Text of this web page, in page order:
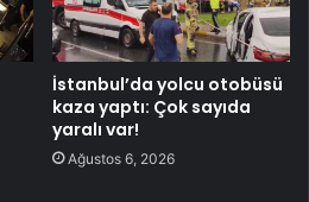
İstanbul’da yolcu otobüsü
kaza yaptı: Çok sayıda
yaralı var!
Ağustos 6, 2026